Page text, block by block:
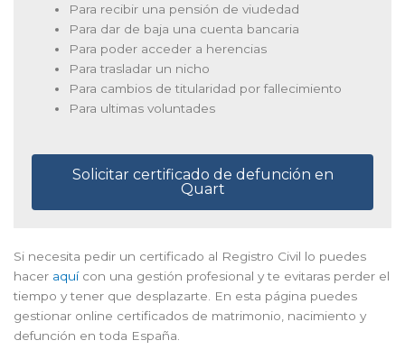
Para recibir una pensión de viudedad
Para dar de baja una cuenta bancaria
Para poder acceder a herencias
Para trasladar un nicho
Para cambios de titularidad por fallecimiento
Para ultimas voluntades
Solicitar certificado de defunción en
Quart
Si necesita pedir un certificado al Registro Civil lo puedes
hacer aquícon una gestión profesional y te evitaras perder el
tiempo y tener que desplazarte. En esta página puedes
gestionar online certificados de matrimonio, nacimiento y
defunción en toda España.